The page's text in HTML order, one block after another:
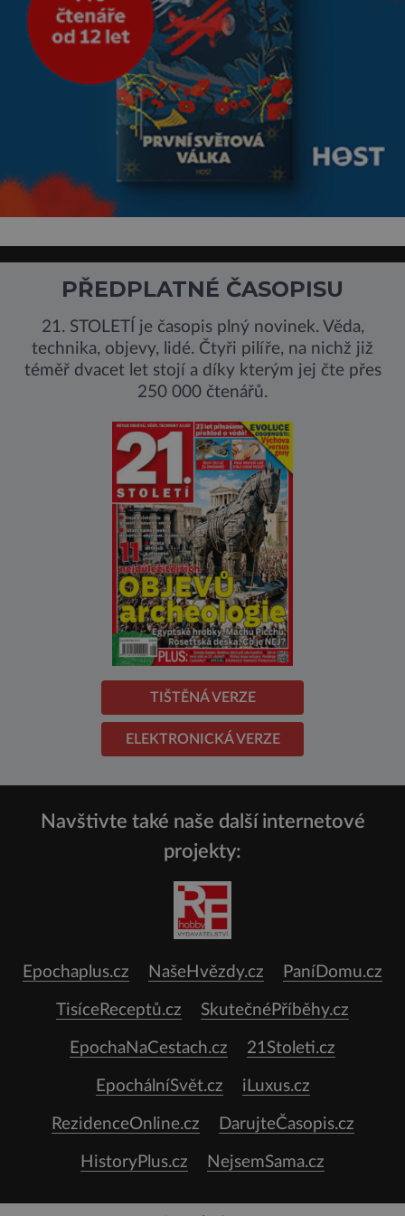
PŘEDPLATNÉ ČASOPISU
21. STOLETÍ je časopis plný novinek. Věda,
technika, objevy, lidé. Čtyři pilíře, na nichž již
téměř dvacet let stojí a díky kterým jej čte přes
250 000 čtenářů.
TIŠTĚNÁ VERZE
ELEKTRONICKÁ VERZE
Navštivte také naše další internetové
projekty:
Epochaplus.cz NašeHvězdy.cz PaníDomu.cz
TisíceReceptů.cz SkutečnéPříběhy.cz
EpochaNaCestach.cz 21Stoleti.cz
EpochálníSvět.cz iLuxus.cz
RezidenceOnline.cz DarujteČasopis.cz
HistoryPlus.cz NejsemSama.cz